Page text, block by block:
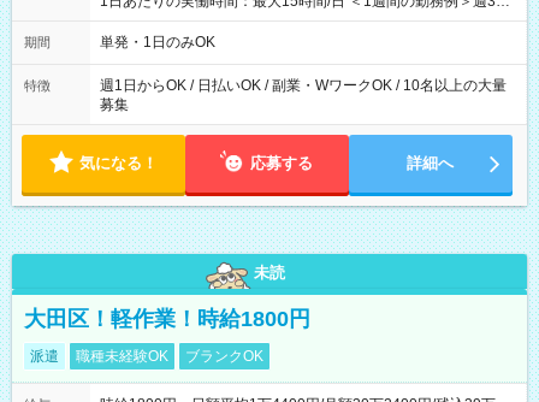
勤務 勤務：月・水・金 休み：火・木・土・日 好きな時にお仕事
可能です！ ※1日あたりの最大実働時間は日勤、夜勤共に勤務し
期間 単発・1日のみOK
特徴
週1日からOK / 日払いOK / 副業・WワークOK / 10名以上の大量
募集
気になる！ 応募する 詳細へ
未読
大田区！軽作業！時給1800円
派遣 職種未経験OK ブランクOK